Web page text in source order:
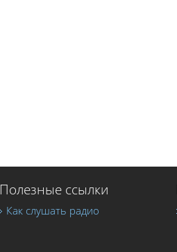
Полезные ссылки
Как слушать радио